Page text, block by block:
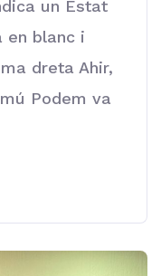
un Estat
en blanc i
dreta Ahir,
Podem va